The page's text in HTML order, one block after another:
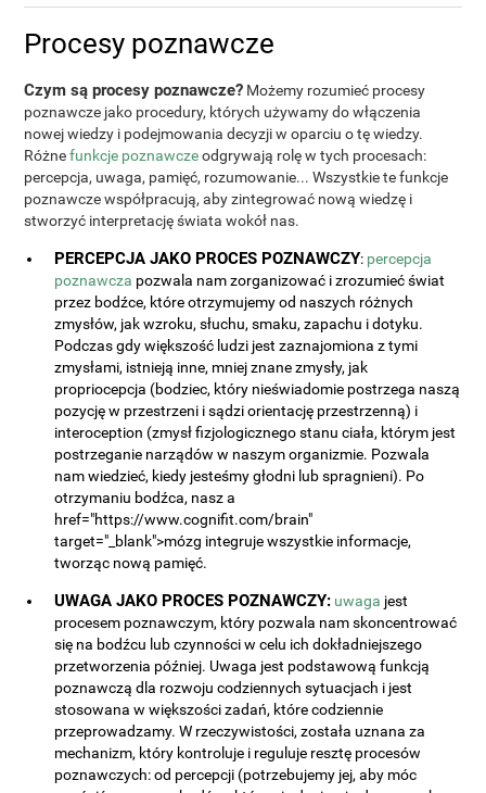
Procesy poznawcze
Czym są procesy poznawcze? Możemy rozumieć procesy
poznawcze jako procedury, których używamy do włączenia
nowej wiedzy i podejmowania decyzji w oparciu o tę wiedzy.
Różnefunkcje poznawczeodgrywają rolę w tych procesach:
percepcja, uwaga, pamięć, rozumowanie... Wszystkie te funkcje
poznawcze współpracują, aby zintegrować nową wiedzę i
stworzyć interpretację świata wokół nas.
PERCEPCJA JAKO PROCES POZNAWCZY: percepcja
poznawcza pozwala nam zorganizować i zrozumieć świat
przez bodźce, które otrzymujemy od naszych różnych
zmysłów, jak wzroku, słuchu, smaku, zapachu i dotyku.
Podczas gdy większość ludzi jest zaznajomiona z tymi
zmysłami, istnieją inne, mniej znane zmysły, jak
propriocepcja (bodziec, który nieświadomie postrzega naszą
pozycję w przestrzeni i sądzi orientację przestrzenną) i
interoception (zmysł fizjologicznego stanu ciała, którym jest
postrzeganie narządów w naszym organizmie. Pozwala
nam wiedzieć, kiedy jesteśmy głodni lub spragnieni). Po
otrzymaniu bodźca, nasz a
href="https://www.cognifit.com/brain"
target="_blank">mózg integruje wszystkie informacje,
tworząc nową pamięć.
UWAGA JAKO PROCES POZNAWCZY: uwaga jest
procesem poznawczym, który pozwala nam skoncentrować
się na bodźcu lub czynności w celu ich dokładniejszego
przetworzenia później. Uwaga jest podstawową funkcją
poznawczą dla rozwoju codziennych sytuacjach i jest
stosowana w większości zadań, które codziennie
przeprowadzamy. W rzeczywistości, została uznana za
mechanizm, który kontroluje i reguluje resztę procesów
poznawczych: od percepcji (potrzebujemy jej, aby móc